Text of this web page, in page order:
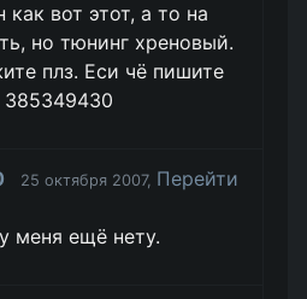
как вот этот, а то на
но тюнинг хреновый.
плз. Еси чё пишите
385349430
25 октября 2007, Перейти
меня ещё нету.